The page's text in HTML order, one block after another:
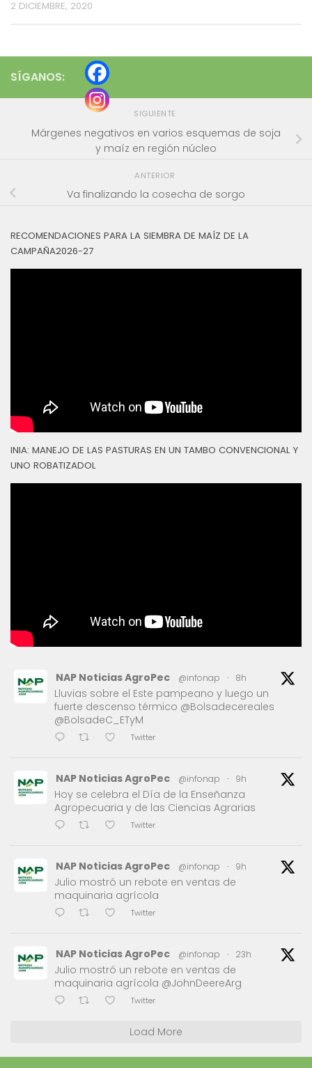
2 DICIEMBRE, 2020
SÍGANOS:
SIGUIENTE
Márgenes negativos en varios esquemas de soja
y maíz en región núcleo
ANTERIOR
Va finalizando la cosecha de sorgo
RECOMENDACIONES PARA LA SIEMBRA DE MAÍZ DE LA
CAMPAÑA2026-27
INIA: MANEJO DE LAS PASTURAS EN UN TAMBO CONVENCIONAL Y
UNO ROBATIZADOL
NAP Noticias AgroPec @infonap · 8h
Lluvias sobre el Este pampeano y luego un
fuerte descenso térmico @Bolsadecereales
@BolsadeC_ETyM
Twitter
NAP Noticias AgroPec @infonap · 9h
Hoy se celebra el Día de la Enseñanza
Agropecuaria y de las Ciencias Agrarias
Twitter
NAP Noticias AgroPec @infonap · 9h
Julio mostró un rebote en ventas de
maquinaria agrícola
Twitter
NAP Noticias AgroPec @infonap · 23h
Julio mostró un rebote en ventas de
maquinaria agrícola @JohnDeereArg
Twitter
Load More